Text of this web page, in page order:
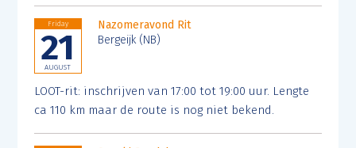
Friday
21
AUGUST
Nazomeravond Rit
Bergeijk (NB)
LOOT-rit: inschrijven van 17:00 tot 19:00 uur. Lengte
ca 110 km maar de route is nog niet bekend.